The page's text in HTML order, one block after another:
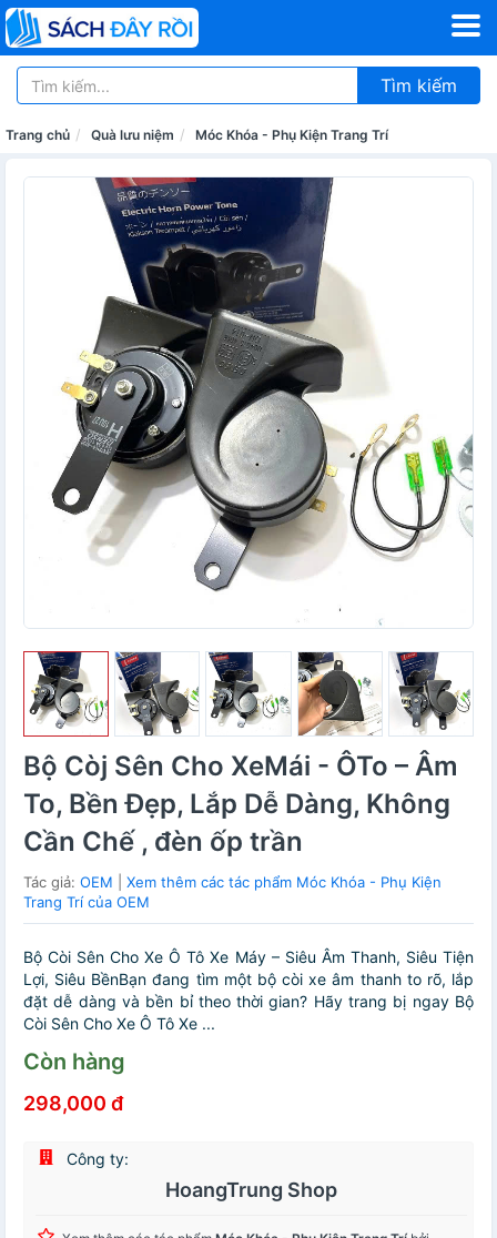
Tìm kiếm
Trang chủ Quà lưu niệm Móc Khóa - Phụ Kiện Trang Trí
Bộ Còj Sên Cho XeMái - ÔTo – Âm
To, Bền Đẹp, Lắp Dễ Dàng, Không
Cần Chế , đèn ốp trần
Tác giả: OEM
Xem thêm các tác phẩm Móc Khóa - Phụ Kiện
Trang Trí của OEM
Bộ Còi Sên Cho Xe Ô Tô Xe Máy – Siêu Âm Thanh, Siêu Tiện
Lợi, Siêu BềnBạn đang tìm một bộ còi xe âm thanh to rõ, lắp
đặt dễ dàng và bền bỉ theo thời gian? Hãy trang bị ngay Bộ
Còi Sên Cho Xe Ô Tô Xe ...
Còn hàng
298,000 đ
Công ty:
HoangTrung Shop